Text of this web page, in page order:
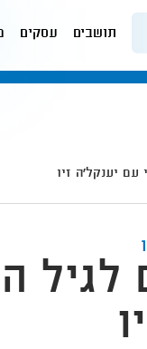
תושבים עסקים
עם יענקל'ה זיו
לגיל